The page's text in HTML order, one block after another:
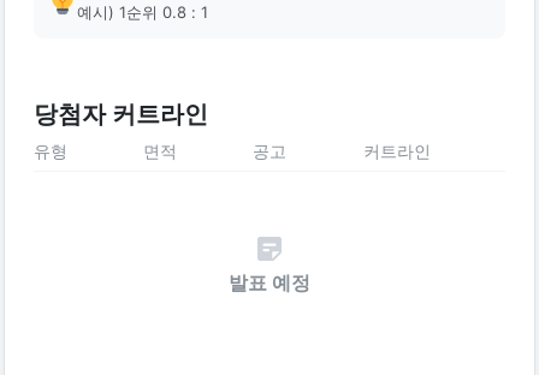
예시) 1순위 0.8 : 1
당첨자 커트라인
유형 면적 공고 커트라인
발표 예정